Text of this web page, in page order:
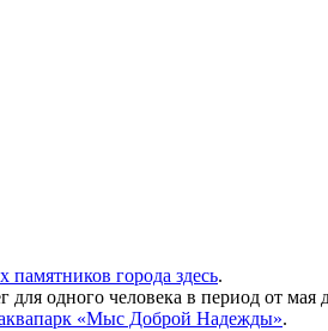
памятников города здесь.
одного человека в период от
«Мыс Доброй Надежды».